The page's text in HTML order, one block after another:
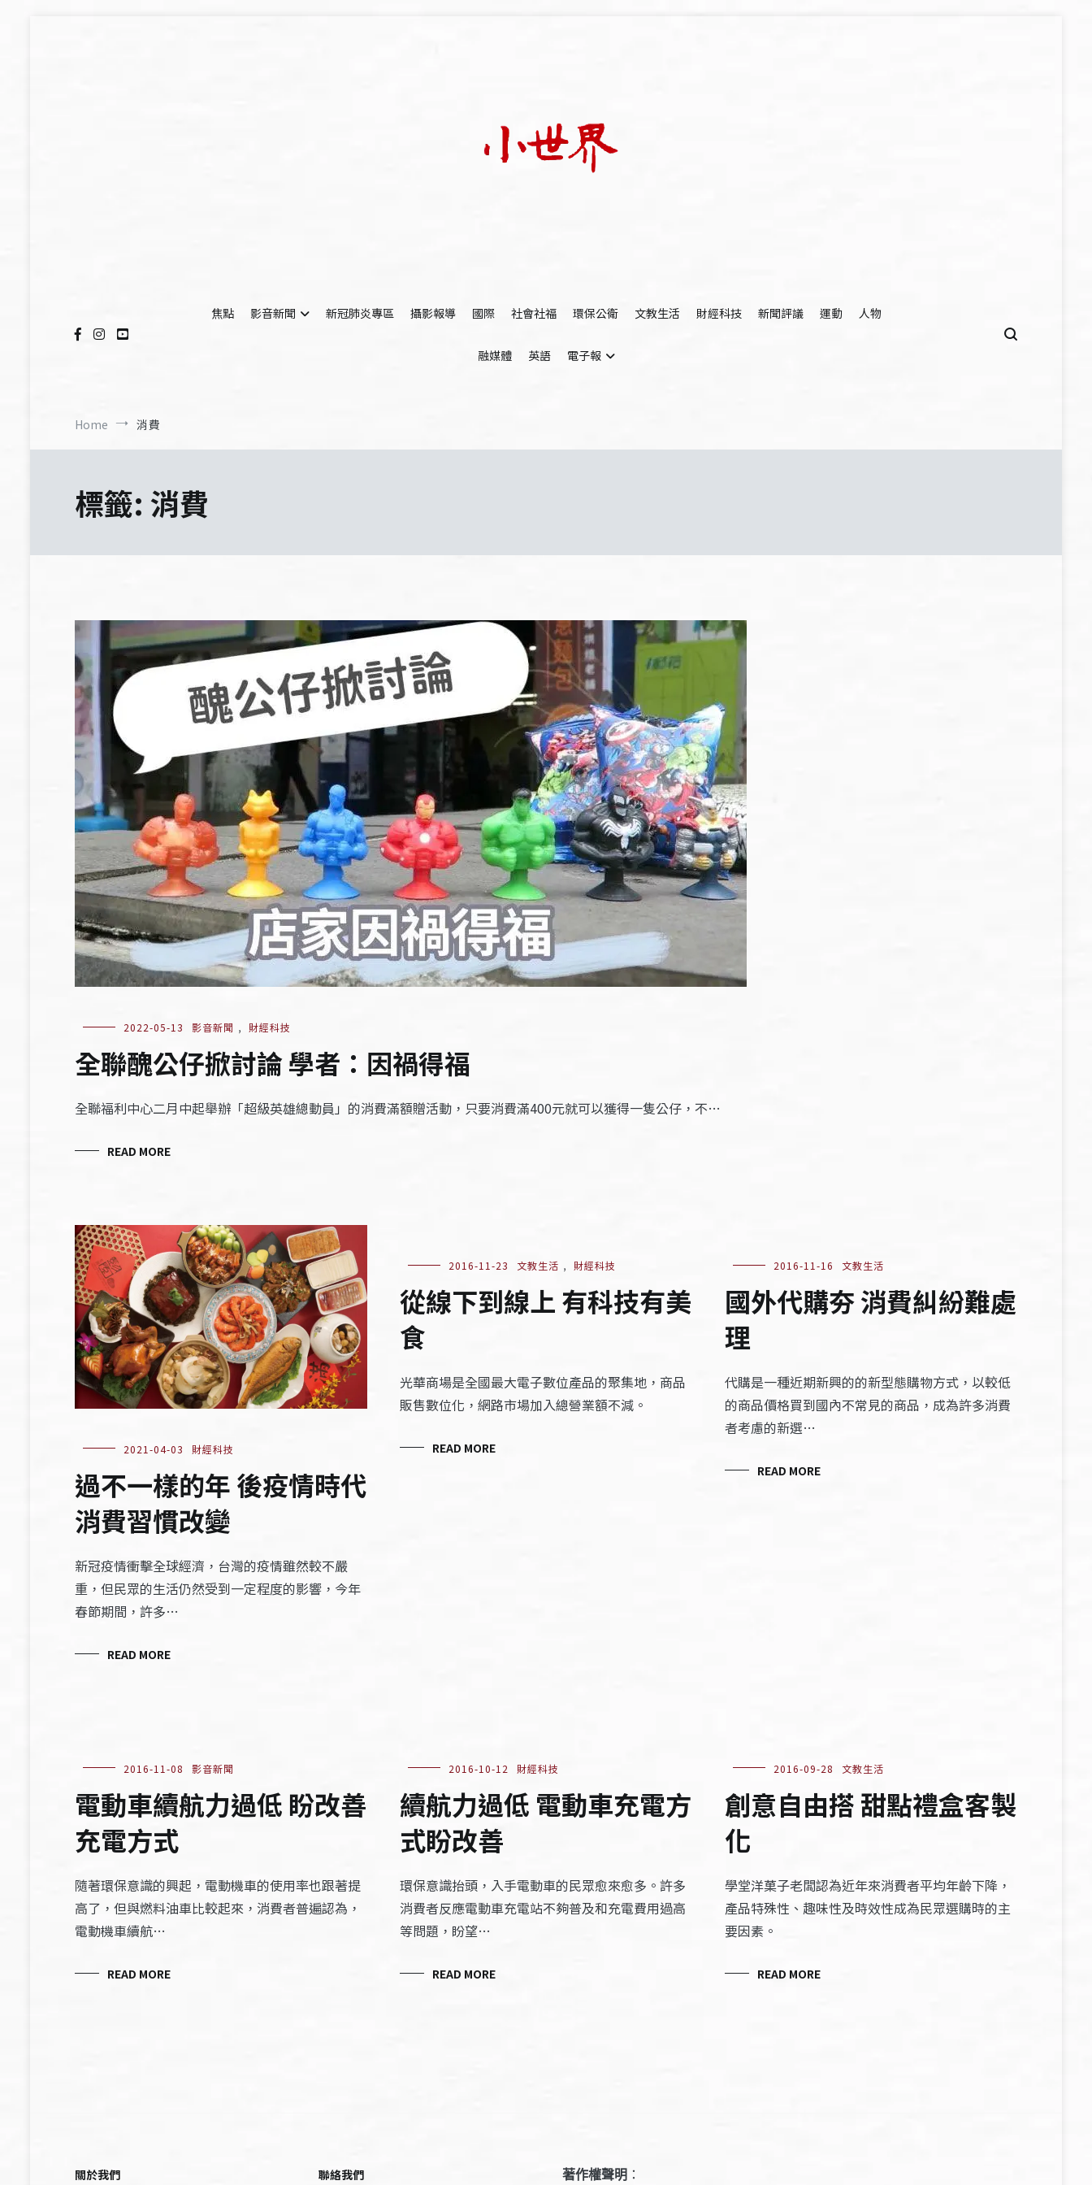
焦點
影音新聞 新冠肺炎專區 攝影報導 國際 社會社福 環保公衛 文教生活 財經科技 新聞評議 運動 人物
融媒體 英語 電子報
Home 消費
標籤: 消費
2022-05-13 影音新聞 , 財經科技
全聯醜公仔掀討論 學者：因禍得福
全聯福利中心二月中起舉辦「超級英雄總動員」的消費滿額贈活動，只要消費滿400元就可以獲得一隻公仔，不…
READ MORE
2021-04-03 財經科技
過不一樣的年 後疫情時代
消費習慣改變
新冠疫情衝擊全球經濟，台灣的疫情雖然較不嚴
重，但民眾的生活仍然受到一定程度的影響，今年
春節期間，許多…
READ MORE
2016-11-23 文教生活 , 財經科技
從線下到線上 有科技有美
食
光華商場是全國最大電子數位產品的聚集地，商品
販售數位化，網路市場加入總營業額不減。
READ MORE
2016-11-16 文教生活
國外代購夯 消費糾紛難處
理
代購是一種近期新興的的新型態購物方式，以較低
的商品價格買到國內不常見的商品，成為許多消費
者考慮的新選…
READ MORE
2016-11-08 影音新聞
電動車續航力過低 盼改善
充電方式
隨著環保意識的興起，電動機車的使用率也跟著提
高了，但與燃料油車比較起來，消費者普遍認為，
電動機車續航…
READ MORE
2016-10-12 財經科技
續航力過低 電動車充電方
式盼改善
環保意識抬頭，入手電動車的民眾愈來愈多。許多
消費者反應電動車充電站不夠普及和充電費用過高
等問題，盼望…
READ MORE
2016-09-28 文教生活
創意自由搭 甜點禮盒客製
化
學堂洋菓子老闆認為近年來消費者平均年齡下降，
產品特殊性、趣味性及時效性成為民眾選購時的主
要因素。
READ MORE
關於我們 聯絡我們 著作權聲明 ：